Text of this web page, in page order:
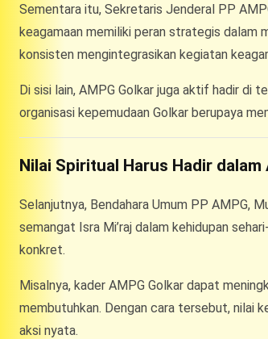
Sementara itu, Sekretaris Jenderal PP
keagamaan memiliki peran strategis dalam
konsisten mengintegrasikan kegiatan
Di sisi lain, AMPG Golkar juga aktif hadir di
organisasi kepemudaan Golkar berupaya
Nilai Spiritual Harus Hadir dalam
Selanjutnya, Bendahara Umum PP AMPG,
semangat Isra Mi’raj dalam kehidupan
konkret.
Misalnya, kader AMPG Golkar dapat
membutuhkan. Dengan cara tersebut, nilai
aksi nyata.